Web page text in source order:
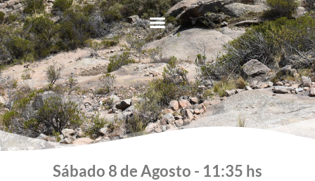
Sábado 8 de Agosto - 11:35 hs